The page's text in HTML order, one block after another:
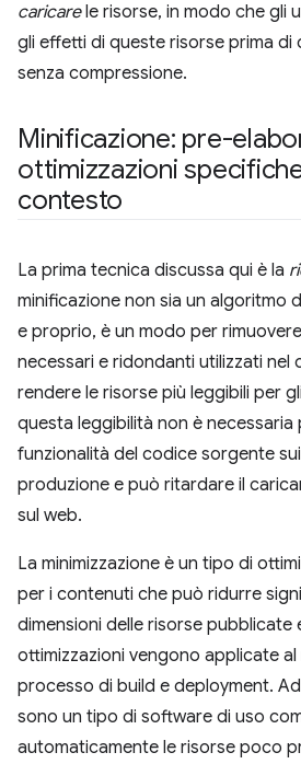
caricarele risorse, in modo che gli
gli effetti di queste risorse prima
senza compressione.
Minificazione: pre-
ottimizzazioni
contesto
La prima tecnica discussa qui è la
minificazione non sia un algoritmo
e proprio, è un modo per
necessari e ridondanti utilizzati
rendere le risorse più leggibili per
questa leggibilità non è necessaria
funzionalità del codice sorgente
produzione e può ritardare il
sul web.
La minimizzazione è un tipo di
per i contenuti che può ridurre
dimensioni delle risorse pubblicate
ottimizzazioni vengono applicate
processo di build e deployment.
sono un tipo di software di uso
automaticamente le risorse poco